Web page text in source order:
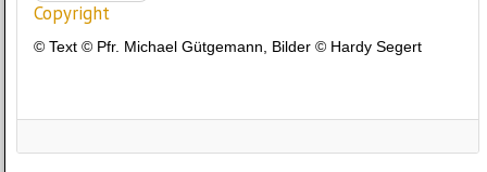
Copyright
© Text © Pfr. Michael Gütgemann, Bilder © Hardy Segert